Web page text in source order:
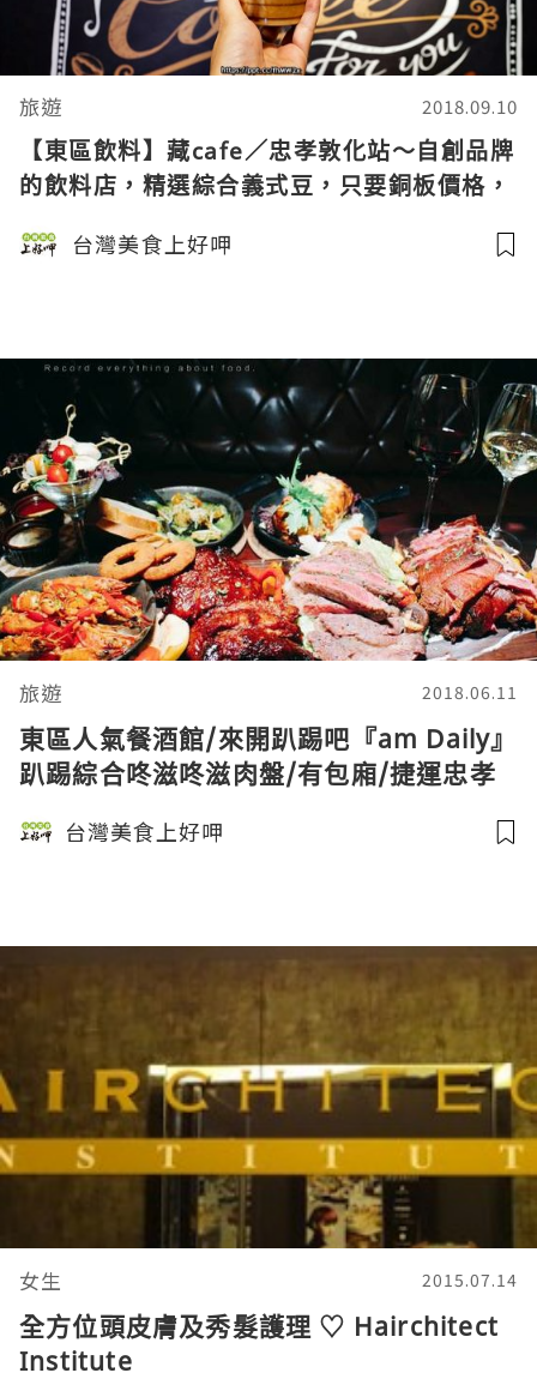
旅遊 2018.09.10
【東區飲料】藏cafe／忠孝敦化站～自創品牌
的飲料店，精選綜合義式豆，只要銅板價格，
必點款台灣美食上好呷
旅遊 2018.06.11
東區人氣餐酒館/來開趴踢吧『am Daily』
趴踢綜合咚滋咚滋肉盤/有包廂/捷運忠孝
台灣美食上好呷
女生 2015.07.14
全方位頭皮膚及秀髮護理 ♡ Hairchitect
Institute